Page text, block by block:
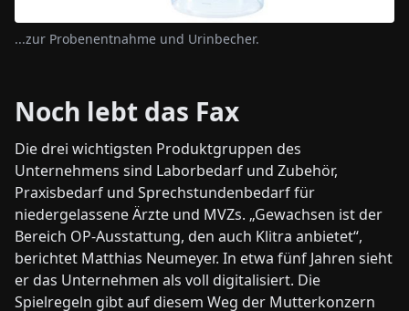
...zur Probenentnahme und Urinbecher.
Noch lebt das Fax
Die drei wichtigsten Produktgruppen des
Unternehmens sind Laborbedarf und Zubehör,
Praxisbedarf und Sprechstundenbedarf für
niedergelassene Ärzte und MVZs. „Gewachsen ist der
Bereich OP-Ausstattung, den auch Klitra anbietet“,
berichtet Matthias Neumeyer. In etwa fünf Jahren sieht
er das Unternehmen als voll digitalisiert. Die
Spielregeln gibt auf diesem Weg der Mutterkonzern